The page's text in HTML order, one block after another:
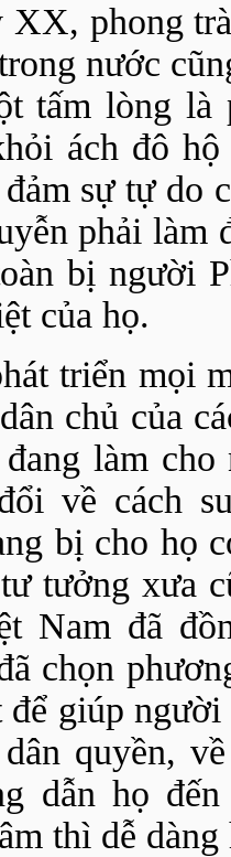
phong
nước
tấm lòng là
ách đô
đảm sự tự do
phải làm
bị người
của họ.
triển mọi
chủ của
làm
về cách
bị cho họ
tưởng xưa
Nam đã
chọn
để giúp
quyền,
dẫn họ
thì dễ dàng